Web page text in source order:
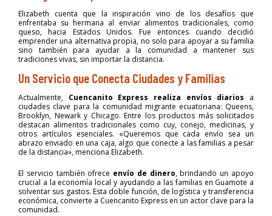
Elizabeth cuenta que la inspiración vino de los desafíos que
enfrentaba su hermana al enviar alimentos tradicionales, como
queso, hacia Estados Unidos. Fue entonces cuando decidió
emprender una alternativa propia, no solo para apoyar a su familia
sino también para ayudar a la comunidad a mantener sus
tradiciones vivas, sin importar la distancia.
Un Servicio que Conecta Ciudades y Familias
Actualmente, Cuencanito Express realiza envíos diarios a
ciudades clave para la comunidad migrante ecuatoriana: Queens,
Brooklyn, Newark y Chicago. Entre los productos más solicitados
destacan alimentos tradicionales como cuy, conejo, medicinas, y
otros artículos esenciales. «Queremos que cada envío sea un
abrazo enviado en una caja, algo que conecte a las familias a pesar
de la distancia», menciona Elizabeth.
El servicio también ofrece envío de dinero, brindando un apoyo
crucial a la economía local y ayudando a las familias en Guamote a
solventar sus gastos. Esta doble función, de logística y transferencia
económica, convierte a Cuencanito Express en un actor clave para la
comunidad.